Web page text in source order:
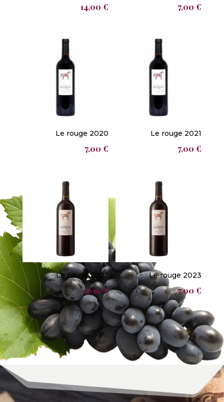
14,00 € 7,00 €
Le rouge 2020
7,00 €
Le rouge 2021
7,00 €
Le rouge 2022
7,00€
Le rouge 2023
7,00 €